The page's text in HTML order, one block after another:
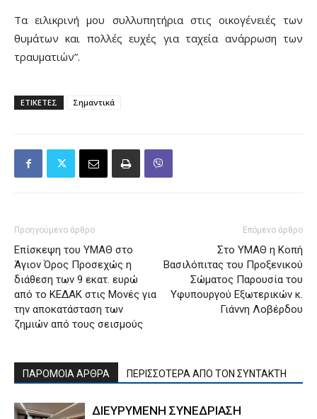
Τα ειλικρινή μου συλλυπητήρια στις οικογένειές των
θυμάτων και πολλές ευχές για ταχεία ανάρρωση των
τραυματιών”.
ΕΤΙΚΕΤΕΣ Σημαντικά
Προηγούμενο άρθρο
Επίσκεψη του ΥΜΑΘ στο
Άγιον Όρος Προσεχώς η
διάθεση των 9 εκατ. ευρώ
από το ΚΕΔΑΚ στις Μονές για
την αποκατάσταση των
ζημιών από τους σεισμούς
Επόμενο άρθρο
Στο ΥΜΑΘ η Κοπή
Βασιλόπιτας του Προξενικού
Σώματος Παρουσία του
Υφυπουργού Εξωτερικών κ.
Γιάννη Λοβέρδου
ΠΑΡΟΜΟΙΑ ΑΡΘΡΑ ΠΕΡΙΣΣΟΤΕΡΑ ΑΠΟ ΤΟΝ ΣΥΝΤΑΚΤΗ
ΔΙΕΥΡΥΜΕΝΗ ΣΥΝΕΔΡΙΑΣΗ